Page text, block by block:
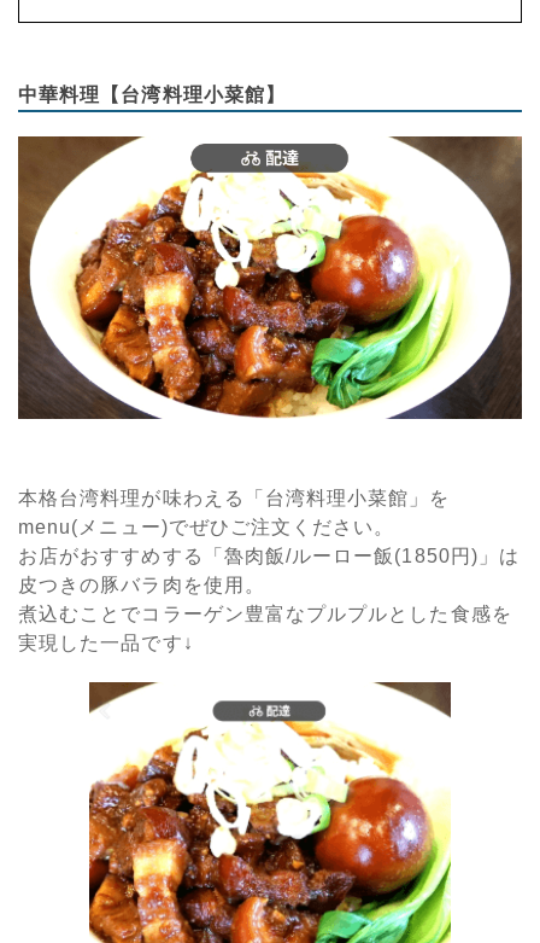
中華料理【台湾料理小菜館】
本格台湾料理が味わえる「台湾料理小菜館」を
menu(メニュー)でぜひご注文ください。
お店がおすすめする「魯肉飯/ルーロー飯(1850円)」は
皮つきの豚バラ肉を使用。
煮込むことでコラーゲン豊富なプルプルとした食感を
実現した一品です↓